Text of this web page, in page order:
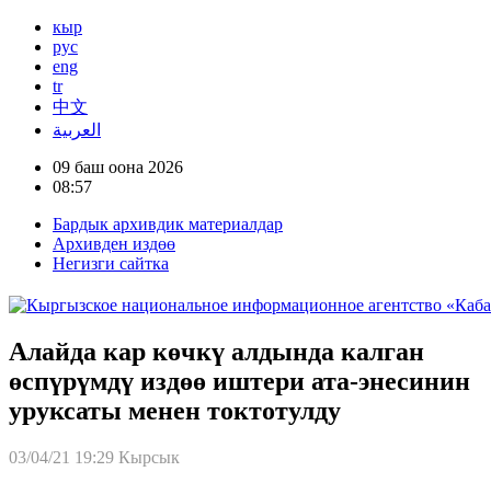
кыр
рус
eng
tr
中文
العربية
09 баш оона 2026
08:57
Бардык архивдик материалдар
Архивден издөө
Негизги сайтка
Алайда кар көчкү алдында калган
өспүрүмдү издөө иштери ата-энесинин
уруксаты менен токтотулду
03/04/21 19:29 Кырсык